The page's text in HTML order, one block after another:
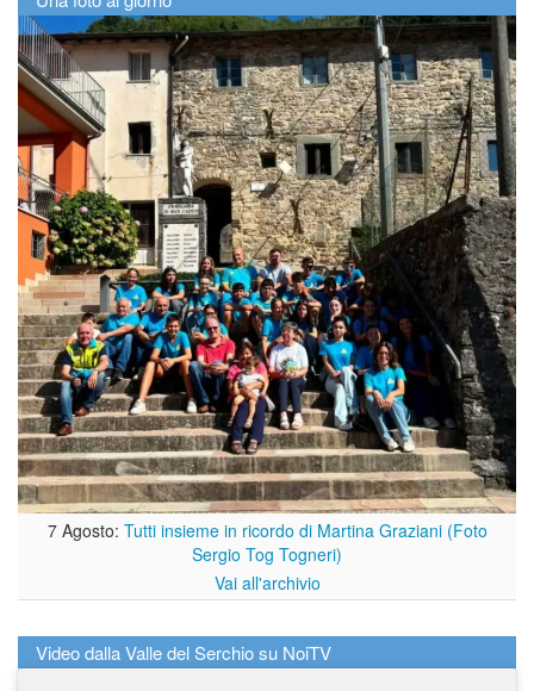
7 Agosto: Tutti insieme in ricordo di Martina Graziani (Foto
Sergio Tog Togneri)
Vai all'archivio
Video dalla Valle del Serchio su NoiTV